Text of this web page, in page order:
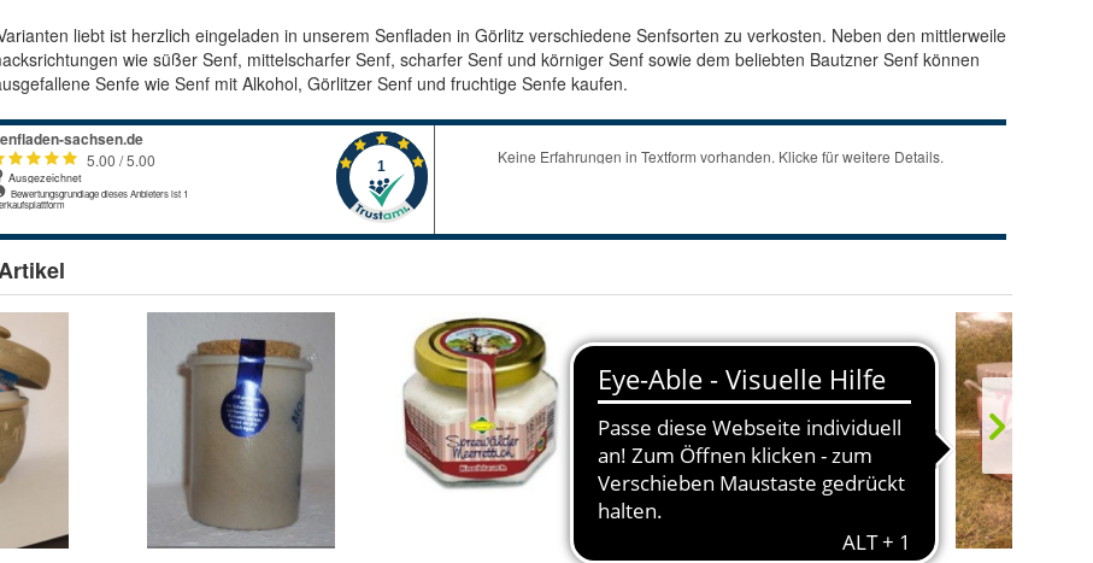
liebt ist herzlich eingeladen in unserem Senfladen in Görlitz verschiedene Senfsorten zu verkosten. Neben den mittlerweile
wie süßer Senf, mittelscharfer Senf, scharfer Senf und körniger Senf sowie dem beliebten Bautzner Senf können
Senfe wie Senf mit Alkohol, Görlitzer Senf und fruchtige Senfe kaufen.